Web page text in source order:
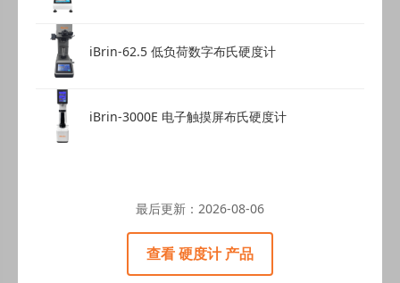
iBrin-62.5 低负荷数字布氏硬度计
iBrin-3000E 电子触摸屏布氏硬度计
最后更新： 2026-08-06
查看 硬度计 产品